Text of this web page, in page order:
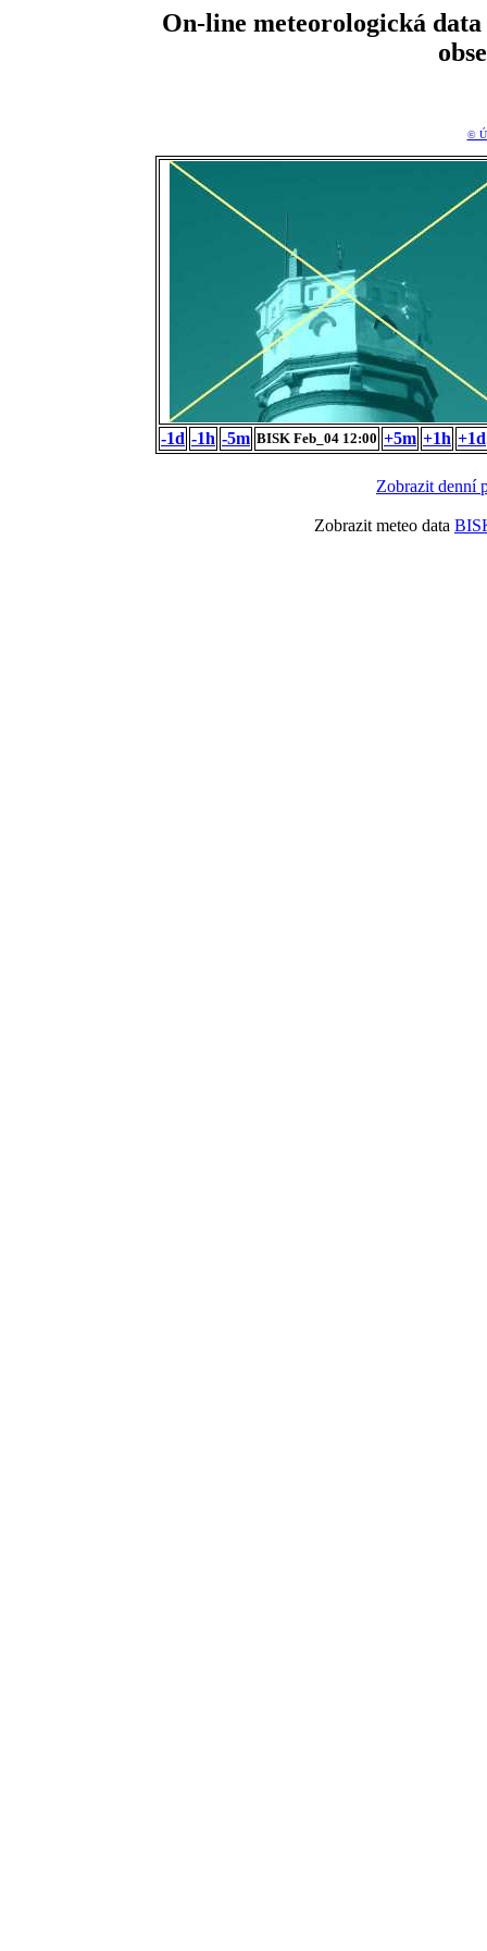
On-line meteorologická
©
-1d -1h -5m BISK Feb_04 12:00 +5m +1h +1d
Zobrazit denní
Zobrazit meteo data